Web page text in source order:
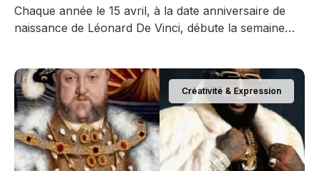
Chaque année le 15 avril, à la date anniversaire de
naissance de Léonard De Vinci, débute la semaine
Créa-France, Association française pour le
développement de la créativité, vous propose une
nouvelle cure créative. Expérimentez le changement
pour bousculer votre
Créativité & Expression